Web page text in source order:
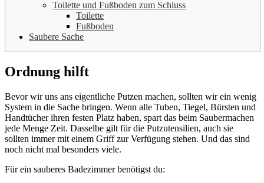
Toilette und Fußboden zum Schluss
Toilette
Fußboden
Saubere Sache
Ordnung hilft
Bevor wir uns ans eigentliche Putzen machen, sollten wir ein wenig
System in die Sache bringen. Wenn alle Tuben, Tiegel, Bürsten und
Handtücher ihren festen Platz haben, spart das beim Saubermachen
jede Menge Zeit. Dasselbe gilt für die Putzutensilien, auch sie
sollten immer mit einem Griff zur Verfügung stehen. Und das sind
noch nicht mal besonders viele.
Für ein sauberes Badezimmer benötigst du: